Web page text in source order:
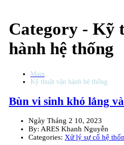
Category - Kỹ
hành hệ thống
Main
Kỹ thuật vận hành hệ thống
Bùn vi sinh khó lắng
Ngày Tháng 2 10, 2023
By: ARES Khanh Nguyễn
Categories: Xử lý sự cố hệ